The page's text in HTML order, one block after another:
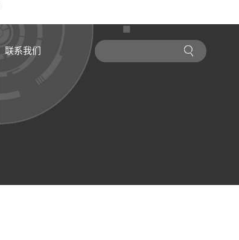
联系我们